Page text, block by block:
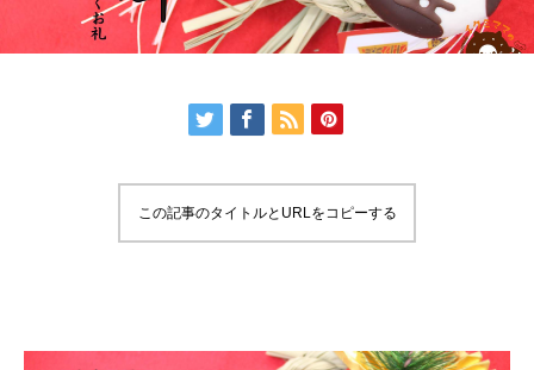
この記事のタイトルとURLをコピーする